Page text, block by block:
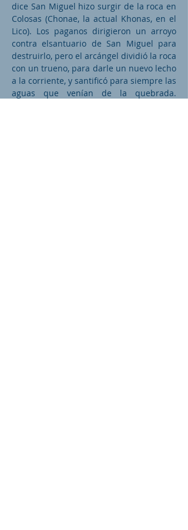
dice San Miguel hizo surgir de la roca en
Colosas (Chonae, la actual Khonas, en el
Lico). Los paganos dirigieron un arroyo
contra elsantuario de San Miguel para
destruirlo, pero el arcángel dividió la roca
con un trueno, para darle un nuevo lecho
a la corriente, y santificó para siempre las
aguas que venían de la quebrada.